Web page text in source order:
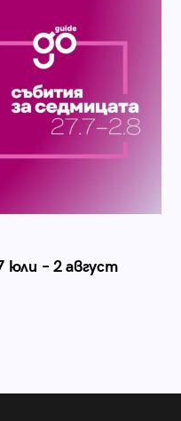
– 2 август